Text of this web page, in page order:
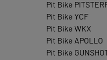
Pit Bike
Pit Bike YCF
Pit Bike WKX
Pit Bike APOLLO
Pit Bike